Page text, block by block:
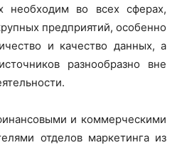
необходим во всех сферах,
предприятий, особенно
и качество данных, а
разнообразно вне
и коммерческими
отделов маркетинга из